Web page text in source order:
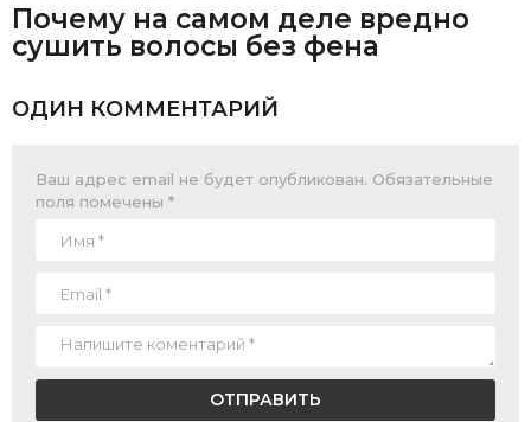
Почему на самом деле вредно
сушить волосы без фена
ОДИН КОММЕНТАРИЙ
Ваш адрес email не будет опубликован. Обязательные
поля помечены *